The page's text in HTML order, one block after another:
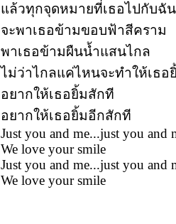
แล้วทุกจุดหมายที่เธอไปกับฉั
จะพาเธอข้ามขอบฟ้าสีคราม
พาเธอข้ามผืนน้ำแสนไกล
ไม่ว่าไกลแค่ไหนจะทำให้เธอ
อยากให้เธอยิ้มสักที
อยากให้เธอยิ้มอีกสักที
Just you and me...just you and
We love your smile
Just you and me...just you and
We love your smile